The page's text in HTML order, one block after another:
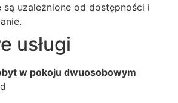
są uzależnione od dostępności i
usługi
w pokoju dwuosobowym